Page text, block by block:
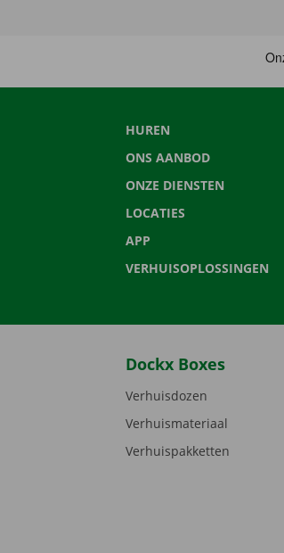
HUREN
ONS AANBOD
ONZE DIENSTEN
LOCATIES
APP
VERHUISOPLOSSINGEN
Dockx Boxes
Verhuisdozen
Verhuismateriaal
Verhuispakketten